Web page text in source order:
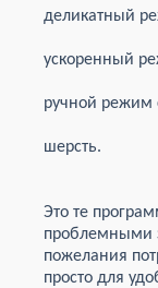
деликатный
ускоренный
ручной режим
шерсть.
Это те
проблемными
пожелания
просто для